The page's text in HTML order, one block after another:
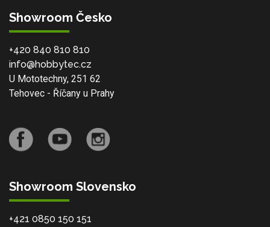
Showroom Česko
+420 840 810 810
info@hobbytec.cz
U Mototechny, 251 62
Tehovec - Říčany u Prahy
Showroom Slovensko
+421 0850 150 151